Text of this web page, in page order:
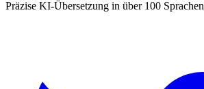
Präzise KI-Übersetzung in über 100 Sprachen